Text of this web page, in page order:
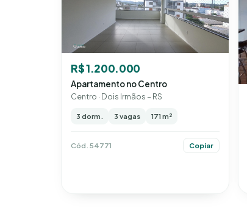
R$ 1.200.000
Apartamento no Centro
Centro · Dois Irmãos – RS
3 dorm. 3 vagas 171 m²
Cód. 54771 Copiar